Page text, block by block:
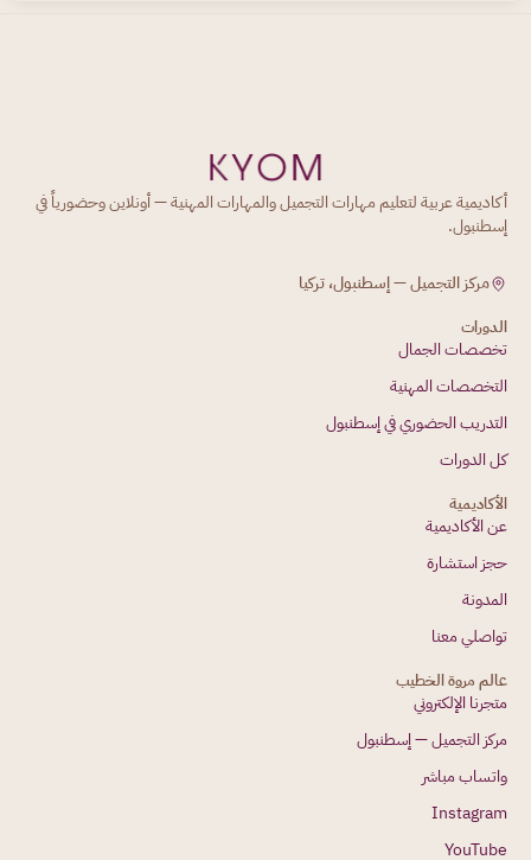
أكاديمية عربية لتعليم مهارات التجميل والمهارات المهنية — أونلاين وحضورياً في
إسطنبول.
مركز التجميل — إسطنبول، تركيا
الدورات
تخصصات الجمال
التخصصات المهنية
التدريب الحضوري في إسطنبول
كل الدورات
الأكاديمية
عن الأكاديمية
حجز استشارة
المدونة
تواصلي معنا
عالم مروة الخطيب
متجرنا الإلكتروني
مركز التجميل — إسطنبول
واتساب مباشر
Instagram
YouTube